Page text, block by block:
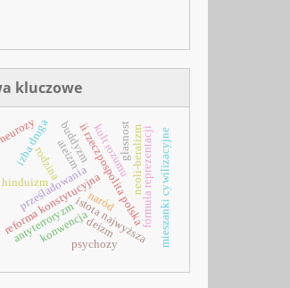
kluczowe
rodzina
reforma konstytucyjnaistota najwyższa
kult rozumu
ii rzeczpospolita polskaformuła reprezentacji
izba druga
prześladowania
hinduizm
buddyzm
antyterroryzm
konwencjadeizm
głasnost mieszanki cywilizacyjne
psychozy
ateizm
naród
neoli-beralizm